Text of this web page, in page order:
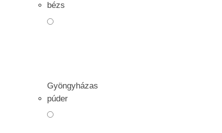
bézs
Gyöngyházas
púder